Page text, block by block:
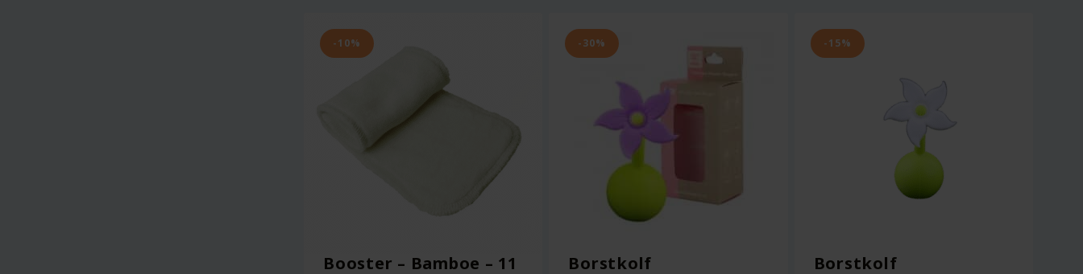
-10%
Booster – Bamboe – 11
-30%
Borstkolf
-15%
Borstkolf